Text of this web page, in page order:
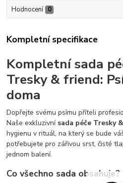
Hodnocení 0
Kompletní specifikace
Kompletní sada
Tresky & friend:
doma
Dopřejte svému psímu příteli
Naše exkluzivní sada péče Tresky
hygienu v rituál, na který se bude
potřebujete pro zářivou srst, čisté
jednom balení.
Co všechno sada obsahuje?